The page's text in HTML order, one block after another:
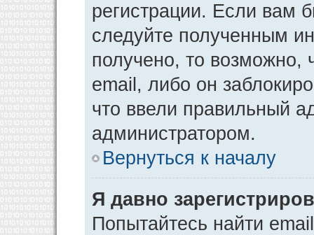
регистрации. Если вам
следуйте полученным
получено, то возможно,
email, либо он
что ввели правильный
администратором.
Вернуться к началу
Я давно
Попытайтесь найти